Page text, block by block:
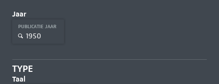
Jaar
PUBLICATIE JAAR
1950
TYPE
Taal